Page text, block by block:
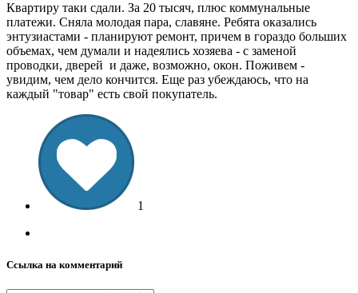
Квартиру таки сдали. За 20 тысяч, плюс коммунальные
платежи. Сняла молодая пара, славяне. Ребята оказались
энтузиастами - планируют ремонт, причем в гораздо больших
объемах, чем думали и надеялись хозяева - с заменой
проводки, дверей и даже, возможно, окон. Поживем -
увидим, чем дело кончится. Еще раз убеждаюсь, что на
каждый "товар" есть свой покупатель.
1
Ссылка на комментарий